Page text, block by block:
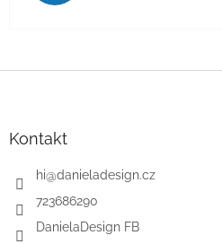
Kontakt
hi@danieladesign.cz
723686290
DanielaDesign FB